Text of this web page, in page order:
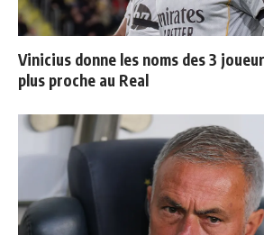
Vinicius donne les noms des 3
plus proche au Real